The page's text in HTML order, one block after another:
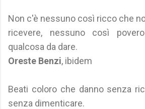
Non c'è nessuno così ricco che
ricevere, nessuno così
qualcosa da dare.
Oreste Benzi, ibidem
Beati coloro che danno senza
senza dimenticare.